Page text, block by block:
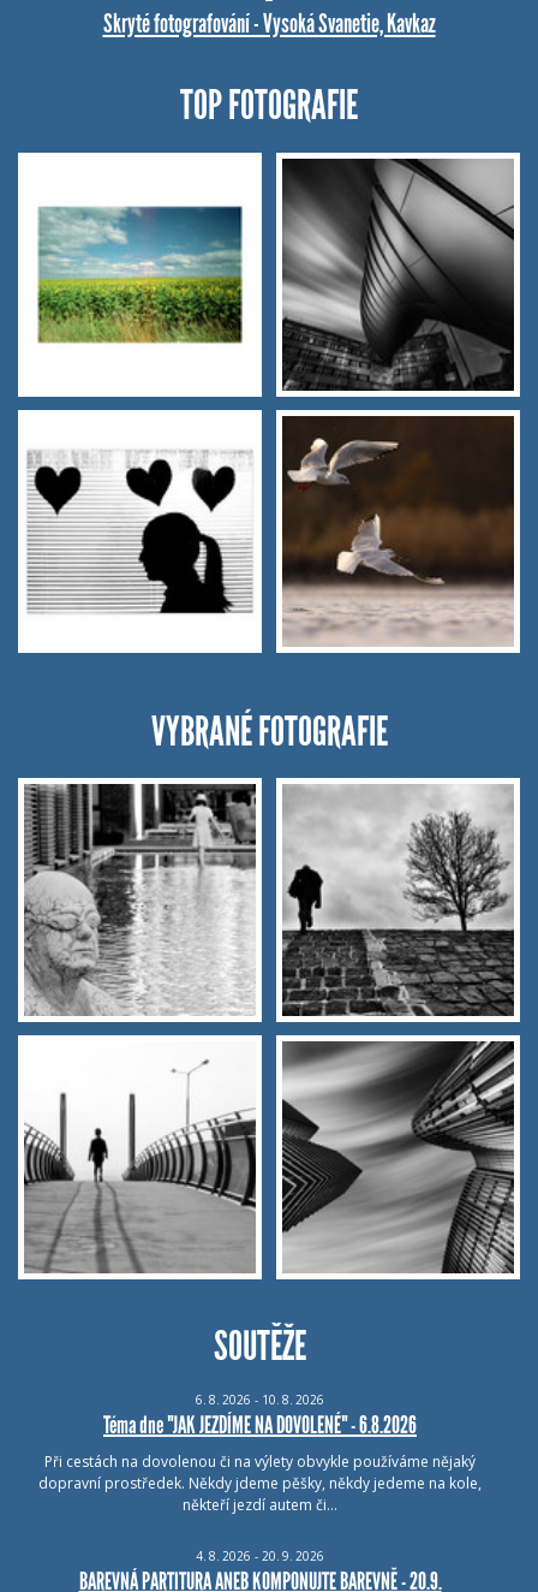
Skryté fotografování - Vysoká Svanetie, Kavkaz
TOP FOTOGRAFIE
VYBRANÉ FOTOGRAFIE
SOUTĚŽE
6. 8. 2026 - 10. 8. 2026
Téma dne "JAK JEZDÍME NA DOVOLENÉ" - 6.8.2026
Při cestách na dovolenou či na výlety obvykle používáme nějaký
dopravní prostředek. Někdy jdeme pěšky, někdy jedeme na kole,
někteří jezdí autem či…
4. 8. 2026 - 20. 9. 2026
BAREVNÁ PARTITURA ANEB KOMPONUJTE BAREVNĚ - 20.9.